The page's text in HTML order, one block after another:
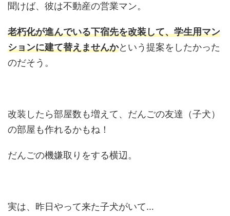
聞けば、彼は不動産の営業マン。
老朽化が進んでいる下宿先を改装して、学生用マン
ションに建て替えませんかという提案をしたかった
のだそう。
改装したら部屋数も増えて、だんごの友達（子犬）
の部屋も作れるかもね！
だんごの機嫌取りをする横辺。
実は、昨日やって来た子犬がいて…